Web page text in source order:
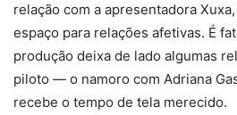
relação com a apresentadora
espaço para relações afetivas. É
produção deixa de lado algumas
piloto — o namoro com Adriana
recebe o tempo de tela merecido.